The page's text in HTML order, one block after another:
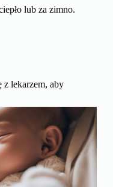
lub za zimno.
z lekarzem, aby